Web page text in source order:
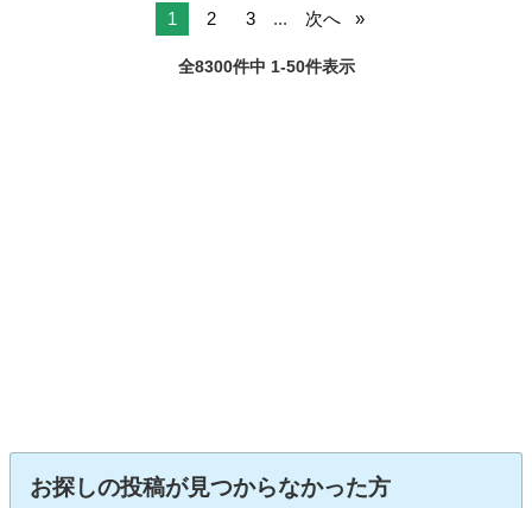
1 2 3 ... 次へ
全8300件中 1-50件表示
お探しの投稿が見つからなかった方